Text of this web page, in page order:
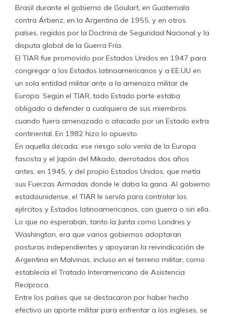
Brasil durante el gobierno de Goulart, en Guatemala
contra Árbenz, en la Argentina de 1955, y en otros
países, regidos por la Doctrina de Seguridad Nacional y la
disputa global de la Guerra Fría.
El TIAR fue promovido por Estados Unidos en 1947 para
congregar a los Estados latinoamericanos y a EE.UU en
un sola entidad militar ante a la amenaza militar de
Europa. Según el TIAR, todo Estado parte estaba
obligado a defender a cualquiera de sus miembros
cuando fuera amenazado o atacado por un Estado extra
continental. En 1982 hizo lo opuesto.
En aquella década, ese riesgo solo venía de la Europa
fascista y el Japón del Mikado, derrotados dos años
antes, en 1945, y del propio Estados Unidos, que metía
sus Fuerzas Armadas donde le daba la gana. Al gobierno
estadounidense, el TIAR le servía para controlar los
ejércitos y Estados latinoamericanos, con guerra o sin ella.
Lo que no esperaban, tanto la Junta como Londres y
Washington, era que varios gobiernos adoptaran
posturas independientes y apoyaran la reivindicación de
Argentina en Malvinas, incluso en el terreno militar, como
establecía el Tratado Interamericano de Asistencia
Recíproca.
Entre los países que se destacaron por haber hecho
efectivo un aporte militar para enfrentar a los ingleses, se